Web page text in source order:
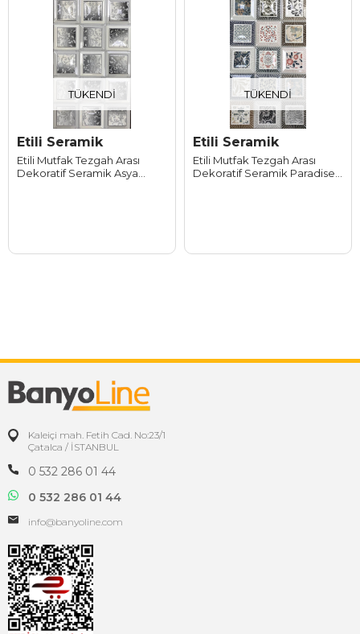
TÜKENDI
Etili Seramik
Etili Mutfak Tezgah Arası
Dekoratif Seramik Asya
TÜKENDI
Etili Seramik
Etili Mutfak Tezgah Arası
Dekoratif Seramik Paradise
Kaleiçi mah. Fetih Cad. No:23/1
Çatalca / İSTANBUL
0 532 286 01 44
0 532 286 01 44
info@banyoline.com